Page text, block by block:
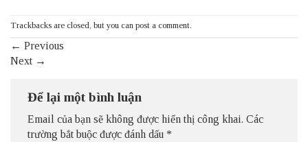
Trackbacks are closed, but you can post a comment.
← Previous
Next →
Để lại một bình luận
Email của bạn sẽ không được hiển thị công khai. Các
trường bắt buộc được đánh dấu *